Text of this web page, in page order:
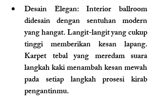
Desain Elegan: Interior ballroom
didesain dengan sentuhan modern
yang hangat. Langit-langit yang cukup
tinggi memberikan kesan lapang.
Karpet tebal yang meredam suara
langkah kaki menambah kesan mewah
pada setiap langkah prosesi kirab
pengantinmu.